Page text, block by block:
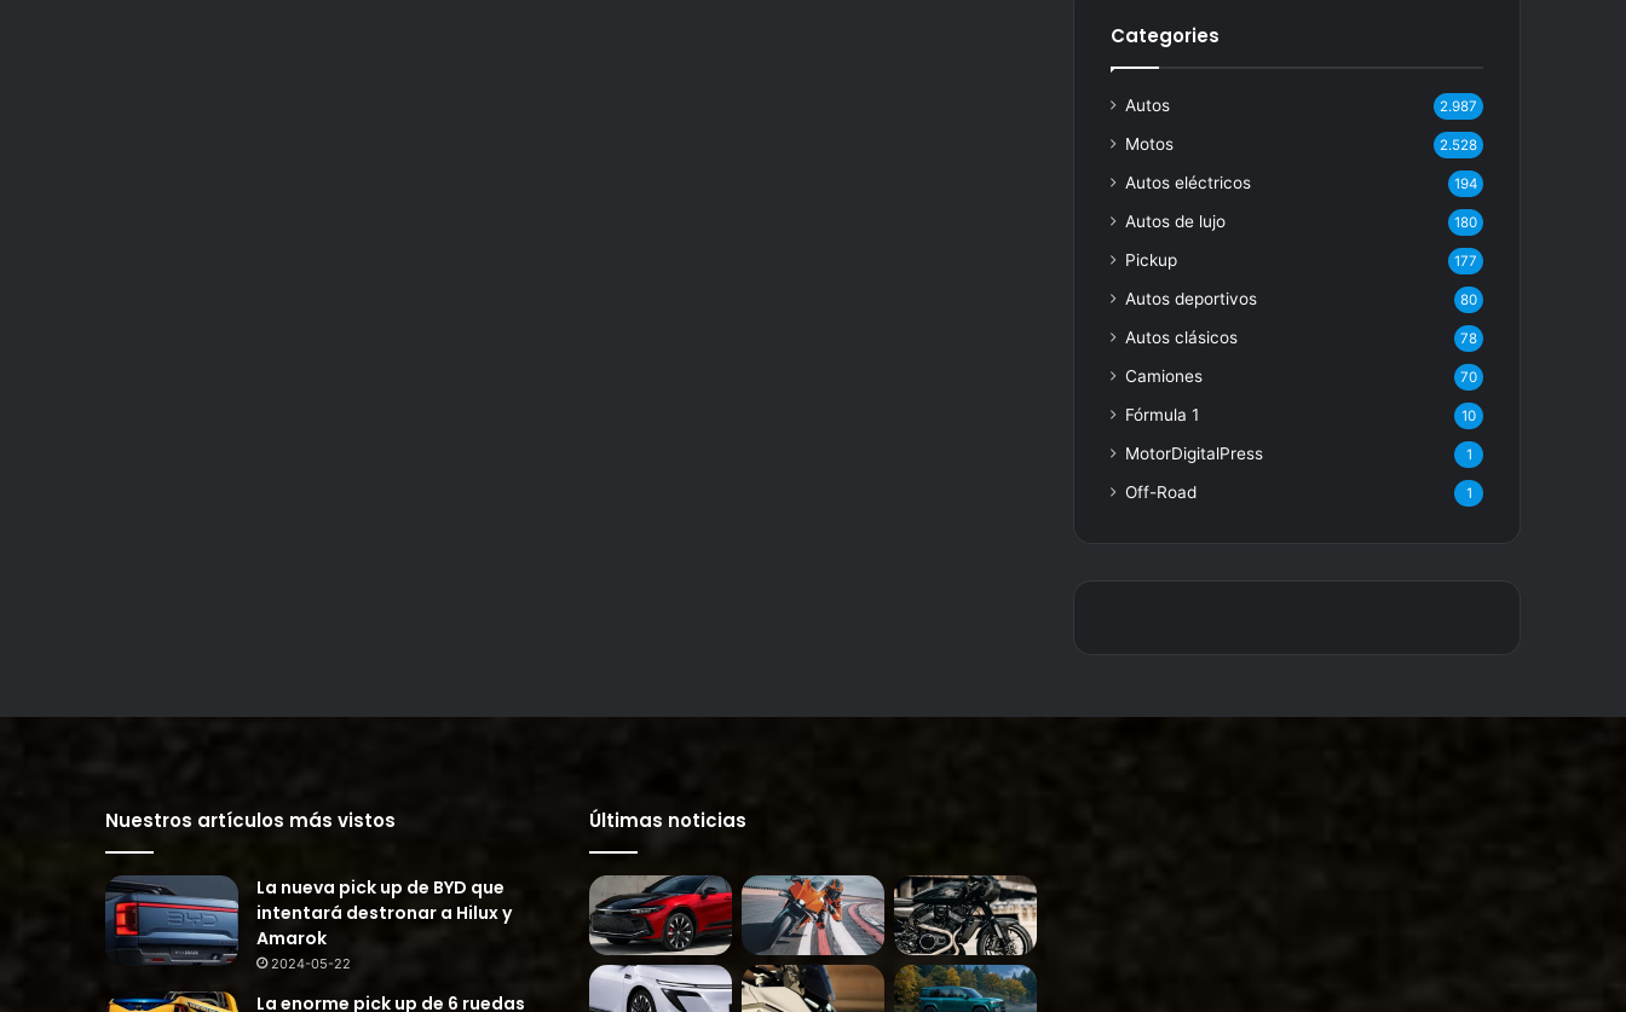
Categories
Autos 2.987
Motos 2.528
Autos eléctricos 194
Autos de lujo 180
Pickup 177
Autos deportivos 80
Autos clásicos 78
Camiones 70
Fórmula 1 10
MotorDigitalPress 1
Off-Road 1
Nuestros artículos más vistos
La nueva pick up de BYD que
intentará destronar a Hilux y
Amarok
2024-05-22
La enorme pick up de 6 ruedas
Últimas noticias